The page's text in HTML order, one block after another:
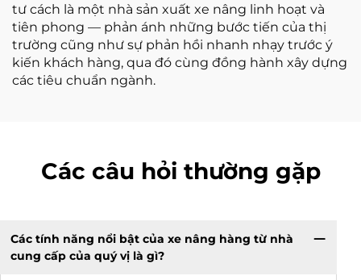
tư cách là một nhà sản xuất xe nâng linh hoạt và
tiên phong — phản ánh những bước tiến của thị
trường cũng như sự phản hồi nhanh nhạy trước ý
kiến khách hàng, qua đó cùng đồng hành xây dựng
các tiêu chuẩn ngành.
Các câu hỏi thường gặp
Các tính năng nổi bật của xe nâng hàng từ nhà
cung cấp của quý vị là gì?